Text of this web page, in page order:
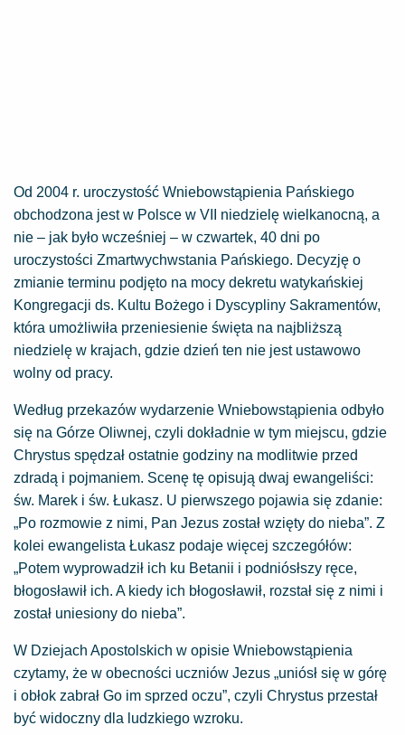
Od 2004 r. uroczystość Wniebowstąpienia Pańskiego
obchodzona jest w Polsce w VII niedzielę wielkanocną, a
nie – jak było wcześniej – w czwartek, 40 dni po
uroczystości Zmartwychwstania Pańskiego. Decyzję o
zmianie terminu podjęto na mocy dekretu watykańskiej
Kongregacji ds. Kultu Bożego i Dyscypliny Sakramentów,
która umożliwiła przeniesienie święta na najbliższą
niedzielę w krajach, gdzie dzień ten nie jest ustawowo
wolny od pracy.
Według przekazów wydarzenie Wniebowstąpienia odbyło
się na Górze Oliwnej, czyli dokładnie w tym miejscu, gdzie
Chrystus spędzał ostatnie godziny na modlitwie przed
zdradą i pojmaniem. Scenę tę opisują dwaj ewangeliści:
św. Marek i św. Łukasz. U pierwszego pojawia się zdanie:
„Po rozmowie z nimi, Pan Jezus został wzięty do nieba”. Z
kolei ewangelista Łukasz podaje więcej szczegółów:
„Potem wyprowadził ich ku Betanii i podniósłszy ręce,
błogosławił ich. A kiedy ich błogosławił, rozstał się z nimi i
został uniesiony do nieba”.
W Dziejach Apostolskich w opisie Wniebowstąpienia
czytamy, że w obecności uczniów Jezus „uniósł się w górę
i obłok zabrał Go im sprzed oczu”, czyli Chrystus przestał
być widoczny dla ludzkiego wzroku.